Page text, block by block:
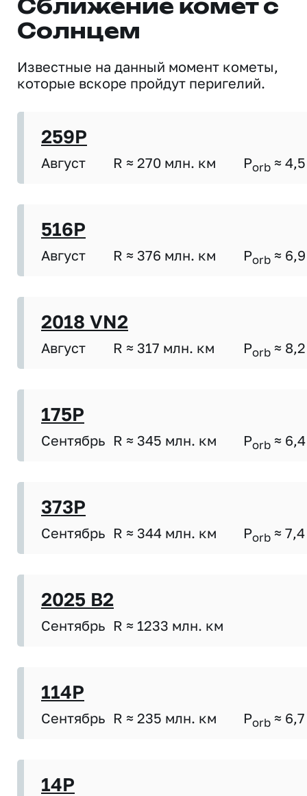
Сближение комет с
Солнцем
Известные на данный момент кометы,
которые вскоре пройдут перигелий.
259P
Август R ≈ 270 млн. км Porb ≈ 4,5
516P
Август R ≈ 376 млн. км Porb ≈ 6,9
2018 VN2
Август R ≈ 317 млн. км Porb ≈ 8,2
175P
Сентябрь R ≈ 345 млн. км Porb ≈ 6,4
373P
Сентябрь R ≈ 344 млн. км Porb ≈ 7,4
2025 B2
Сентябрь R ≈ 1233 млн. км
114P
Сентябрь R ≈ 235 млн. км Porb ≈ 6,7
14P